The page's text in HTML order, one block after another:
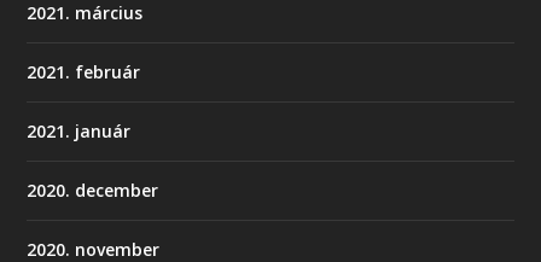
2021. március
2021. február
2021. január
2020. december
2020. november